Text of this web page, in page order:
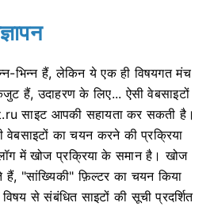
भिन्न हैं, लेकिन ये एक ही विषयगत मंच
हैं, उदाहरण के लिए... ऐसी वेबसाइटों
साइट आपकी सहायता कर सकती है।
का चयन करने की प्रक्रिया
में खोज प्रक्रिया के समान है। खोज
हैं, "सांख्यिकी" फ़िल्टर का चयन किया
से संबंधित साइटों की सूची प्रदर्शित